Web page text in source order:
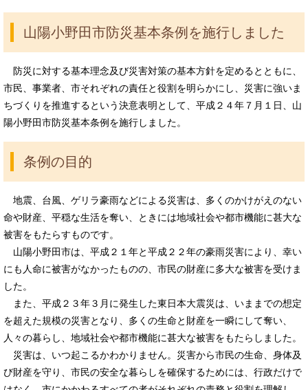
山陽小野田市防災基本条例を施行しました
防災に対する基本理念及び災害対策の基本方針を定めるとともに、
市民、事業者、市それぞれの責任と役割を明らかにし、災害に強いま
ちづくりを推進するという決意表明として、平成２４年７月１日、山
陽小野田市防災基本条例を施行しました。
条例の目的
地震、台風、ゲリラ豪雨などによる災害は、多くのかけがえのない
命や財産、平穏な生活を奪い、ときには地域社会や都市機能に甚大な
被害をもたらすものです。
山陽小野田市は、平成２１年と平成２２年の豪雨災害により、幸い
にも人命に被害がなかったものの、市民の財産に多大な被害を受けま
した。
また、平成２３年３月に発生した東日本大震災は、いままでの想定
を超えた規模の災害となり、多くの生命と財産を一瞬にして奪い、
人々の暮らし、地域社会や都市機能に甚大な被害をもたらしました。
災害は、いつ起こるかわかりません。災害から市民の生命、身体及
び財産を守り、市民の安全な暮らしを確保するためには、行政だけで